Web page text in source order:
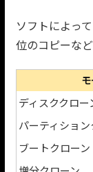
ソフトによっ
位のコピーな
ディスククロー
パーティショ
ブートクローン